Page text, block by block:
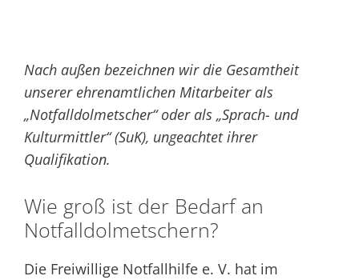
Nach außen bezeichnen wir die Gesamtheit
unserer ehrenamtlichen Mitarbeiter als
„Notfalldolmetscher“ oder als „Sprach- und
Kulturmittler“ (SuK), ungeachtet ihrer
Qualifikation.
Wie groß ist der Bedarf an
Notfalldolmetschern?
Die Freiwillige Notfallhilfe e. V. hat im